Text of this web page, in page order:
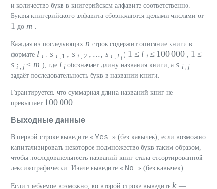
и количество букв в книгерийском алфавите соответственно.
Буквы книгерийского алфавита обозначаются целыми числами от
1 до m
Каждая из последующих n строк содержит описание книги в
формате l i , s i , 1 , s i , 2 , ..., s i , l i ( 1 ≤ l i ≤ 100 000
1 ≤
s i , j ≤ m ), где l i обозначает длину названия книги, а s i , j
задаёт последовательность букв в названии книги.
Гарантируется, что суммарная длина названий книг не
превышает 100 000
Выходные данные
В первой строке выведите « Yes
» (без кавычек), если возможно
капитализировать некоторое подмножество букв таким образом,
чтобы последовательность названий книг стала отсортированной
лексикографически. Иначе выведите « No » (без кавычек).
Если требуемое возможно, во второй строке выведите k —